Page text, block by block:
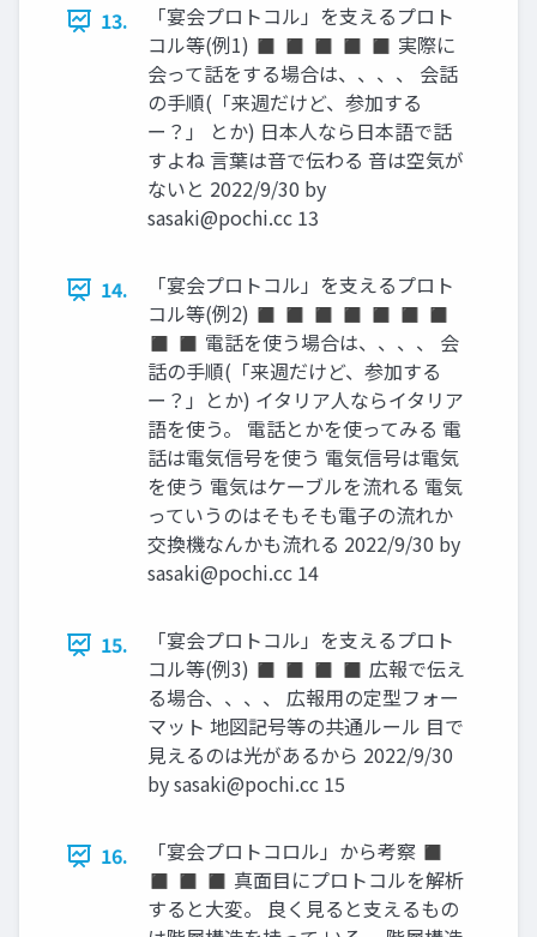
13.
「宴会プロトコル」を支えるプロト
コル等(例1) ◼ ◼ ◼ ◼ ◼ 実際に
会って話をする場合は、、、、 会話
の手順(「来週だけど、参加する
ー？」 とか) 日本人なら日本語で話
すよね 言葉は音で伝わる 音は空気が
ないと 2022/9/30 by
sasaki@pochi.cc 13
14.
「宴会プロトコル」を支えるプロト
コル等(例2) ◼ ◼ ◼ ◼ ◼ ◼ ◼
◼ ◼ 電話を使う場合は、、、、 会
話の手順(「来週だけど、参加する
ー？」とか) イタリア人ならイタリア
語を使う。 電話とかを使ってみる 電
話は電気信号を使う 電気信号は電気
を使う 電気はケーブルを流れる 電気
っていうのはそもそも電子の流れか
交換機なんかも流れる 2022/9/30 by
sasaki@pochi.cc 14
15.
「宴会プロトコル」を支えるプロト
コル等(例3) ◼ ◼ ◼ ◼ 広報で伝え
る場合、、、、 広報用の定型フォー
マット 地図記号等の共通ルール 目で
見えるのは光があるから 2022/9/30
bysasaki@pochi.cc 15
16.
「宴会プロトコロル」から考察 ◼
◼ ◼ ◼ 真面目にプロトコルを解析
すると大変。 良く見ると支えるもの